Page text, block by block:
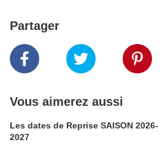
Partager
Vous aimerez aussi
Les dates de Reprise SAISON 2026-
2027